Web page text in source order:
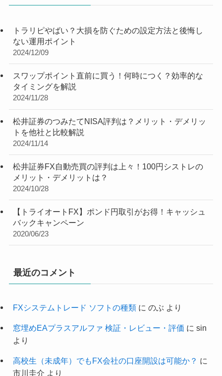
トラリピやばい？大損を防ぐための設定方法と後悔し
ない運用ポイント
2024/12/09
スワップポイント直前に買う！何時につく？効率的な
タイミングを解説
2024/11/28
松井証券のつみたてNISA評判は？メリット・デメリッ
トを他社と比較解説
2024/11/14
松井証券FX自動売買の評判は上々！100円シストレの
メリット・デメリットは？
2024/10/28
【トライオートFX】ポンド円取引がお得！キャッシュ
バックキャンペーン
2020/06/23
最近のコメント
FXシステムトレード ソフトの種類に のぶ より
窓埋めEAプラスアルファ 検証・レビュー・評価 に sin
より
高校生（未成年）でもFX会社の口座開設は可能か？ に
市川圭介 より